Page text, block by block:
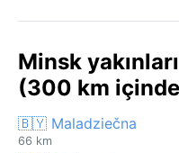
Minsk
(300 km
🇧🇾 Maladziečna
66 km